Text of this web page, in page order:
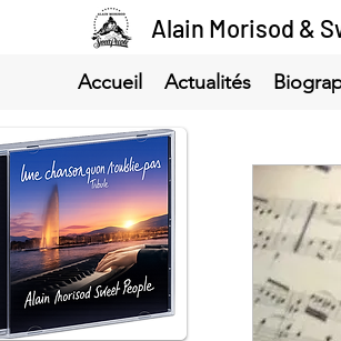
Alain Morisod &
Accueil Actualités